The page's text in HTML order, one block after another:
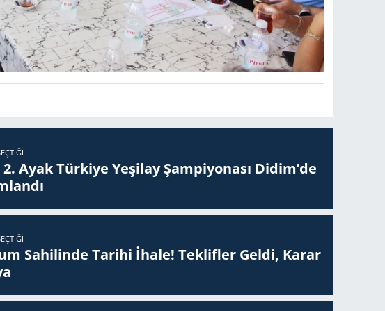
Ayak Tür­ki­ye Ye­şi­lay Şam­pi­yo­na­sı Didim’de
Sahilinde Tarihi İhale! Teklifler Geldi, Karar